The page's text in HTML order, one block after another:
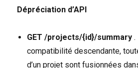
Dépréciation d’API
GET /projects/{id}/summary
compatibilité descendante,
d’un projet sont fusionnées